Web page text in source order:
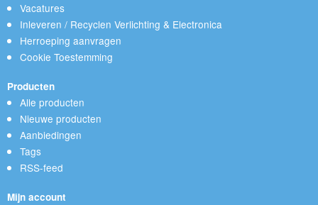
Vacatures
Inleveren / Recyclen Verlichting & Electronica
Herroeping aanvragen
Cookie Toestemming
Producten
Alle producten
Nieuwe producten
Aanbiedingen
Tags
RSS-feed
Mijn account